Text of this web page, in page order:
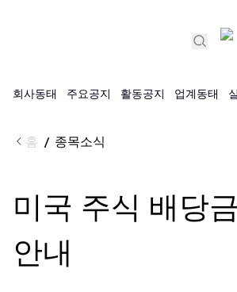
회사동태 주요공지 활동공지 업계동태
홈 / 종목소식
미국 주식 배당
안내